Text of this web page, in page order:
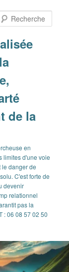
de la
en
limites d'une voie
danger de
C'est forte de
devenir
relationnel
pas la
: 06 08 57 02 50